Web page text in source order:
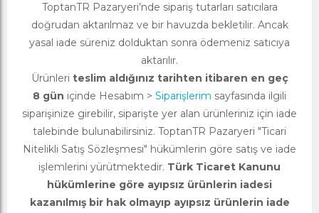
ToptanTR Pazaryeri’nde sipariş tutarları satıcılara
doğrudan aktarılmaz ve bir havuzda bekletilir. Ancak
yasal iade süreniz dolduktan sonra ödemeniz satıcıya
aktarılır.
Ürünleri teslim aldığınız tarihten itibaren en geç
8 gün içinde Hesabım > Siparişlerim sayfasında ilgili
siparişinize girebilir, siparişte yer alan ürünleriniz için iade
talebinde bulunabilirsiniz. ToptanTR Pazaryeri "Ticari
Nitelikli Satış Sözleşmesi" hükümlerin göre satış ve iade
işlemlerini yürütmektedir. Türk Ticaret Kanunu
hükümlerine göre ayıpsız ürünlerin iadesi
kazanılmış bir hak olmayıp ayıpsız ürünlerin iade